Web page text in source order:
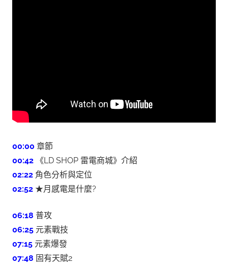
00:00 章節
00:42 《LD SHOP 雷電商城》介紹
02:22 角色分析與定位
02:52 ★月感電是什麼?
06:18 普攻
06:25 元素戰技
07:15 元素爆發
07:48 固有天賦2